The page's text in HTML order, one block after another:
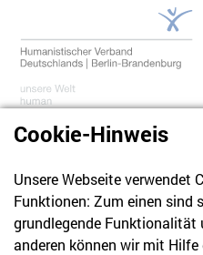
030 61 39 04 10
info@hvd-bb.de
Cookie-Hinweis
Unsere Webseite verwendet
Funktionen: Zum einen sind
grundlegende Funktionalität
anderen können wir mit